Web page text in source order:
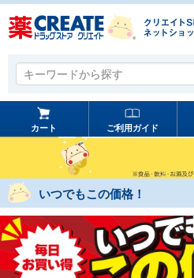
キーワードから探す
キーワードから探す
カート ご利用ガイド
いつでもこの価格！